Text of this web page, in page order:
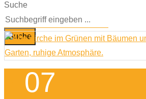
Suche
Suche
07